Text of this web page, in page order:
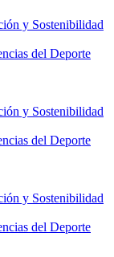
y Sostenibilidad
del Deporte
y Sostenibilidad
del Deporte
y Sostenibilidad
del Deporte